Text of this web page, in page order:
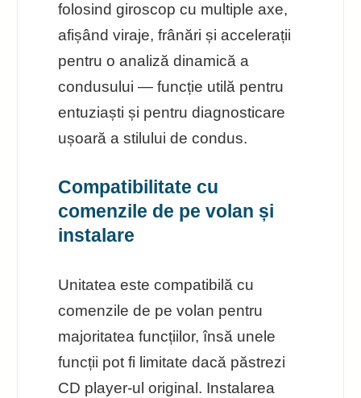
folosind giroscop cu multiple axe,
afișând viraje, frânări și accelerații
pentru o analiză dinamică a
condusului — funcție utilă pentru
entuziaști și pentru diagnosticare
ușoară a stilului de condus.
Compatibilitate cu
comenzile de pe volan și
instalare
Unitatea este compatibilă cu
comenzile de pe volan pentru
majoritatea funcțiilor, însă unele
funcții pot fi limitate dacă păstrezi
CD player-ul original. Instalarea